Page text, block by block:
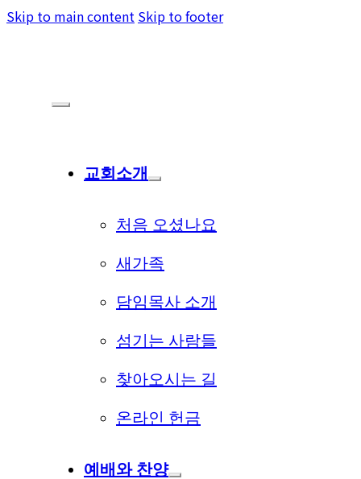
Skip to main content Skip to footer
교회소개
처음 오셨나요
새가족
담임목사 소개
섬기는 사람들
찾아오시는 길
온라인 헌금
예배와 찬양